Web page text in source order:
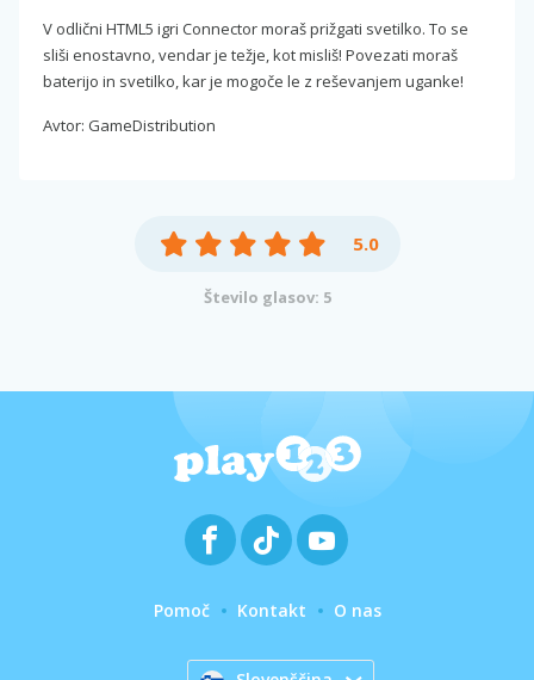
V odlični HTML5 igri Connector moraš prižgati svetilko. To se
sliši enostavno, vendar je težje, kot misliš! Povezati moraš
baterijo in svetilko, kar je mogoče le z reševanjem uganke!
Avtor: GameDistribution
5.0
Število glasov: 5
Pomoč Kontakt O nas